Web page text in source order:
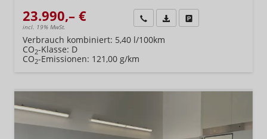
23.990,– €
incl. 19% MwSt.
Wir rufen Sie anFahrzeugexposé (PDF)
Verbrauch kombiniert: 5,40 l/100km
CO2-Klasse: D
CO2-Emissionen: 121,00 g/km